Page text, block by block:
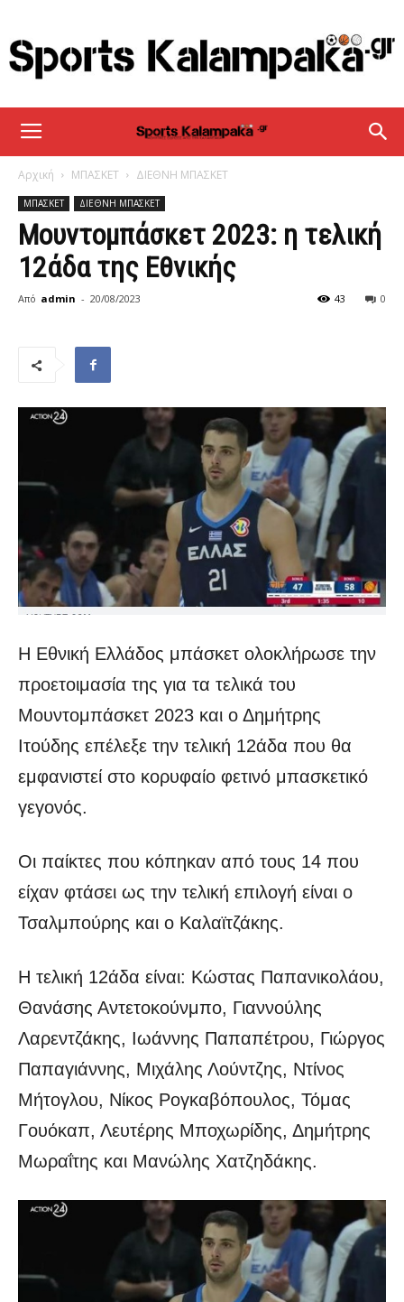
sportskalampaka
Αρχική ΜΠΑΣΚΕΤ ΔΙΕΘΝΗ ΜΠΑΣΚΕΤ
ΜΠΑΣΚΕΤ ΔΙΕΘΝΗ ΜΠΑΣΚΕΤ
Μουντομπάσκετ 2023: η τελική
12άδα της Εθνικής
Από admin - 20/08/2023 0
43
Η Εθνική Ελλάδος μπάσκετ ολοκλήρωσε την
προετοιμασία της για τα τελικά του
Μουντομπάσκετ 2023 και ο Δημήτρης
Ιτούδης επέλεξε την τελική 12άδα που θα
εμφανιστεί στο κορυφαίο φετινό μπασκετικό
γεγονός.
Οι παίκτες που κόπηκαν από τους 14 που
είχαν φτάσει ως την τελική επιλογή είναι ο
Τσαλμπούρης και ο Καλαϊτζάκης.
Η τελική 12άδα είναι: Κώστας Παπανικολάου,
Θανάσης Αντετοκούνμπο, Γιαννούλης
Λαρεντζάκης, Ιωάννης Παπαπέτρου, Γιώργος
Παπαγιάννης, Μιχάλης Λούντζης, Ντίνος
Μήτογλου, Νίκος Ρογκαβόπουλος, Τόμας
Γουόκαπ, Λευτέρης Μποχωρίδης, Δημήτρης
Μωραΐτης και Μανώλης Χατζηδάκης.